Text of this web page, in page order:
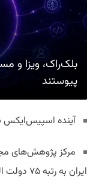
بلک‌راک، ویزا و
پیوستند
آینده اسپیس‌ایکس
مرکز پژوهش‌های
ایران به رتبه ۷۵ دولت الکترونیکی است